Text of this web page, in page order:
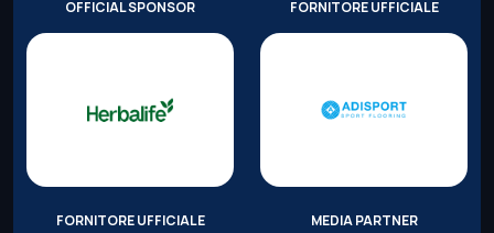
OFFICIAL SPONSOR FORNITORE UFFICIALE
FORNITORE UFFICIALE MEDIA PARTNER